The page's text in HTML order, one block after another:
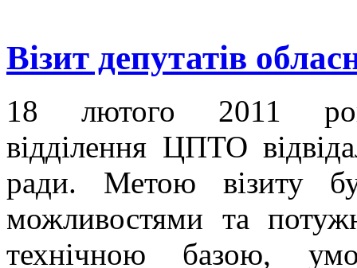
Візит депутатів
18 лютого 2011
відділення ЦПТО
ради. Метою візиту
можливостями та
технічною базою,